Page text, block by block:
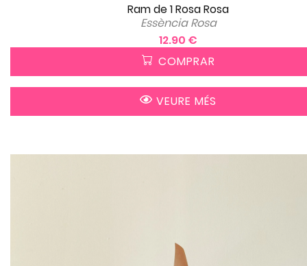
Ram de 1 Rosa Rosa
Essència Rosa
12.90 €
COMPRAR
VEURE MÉS